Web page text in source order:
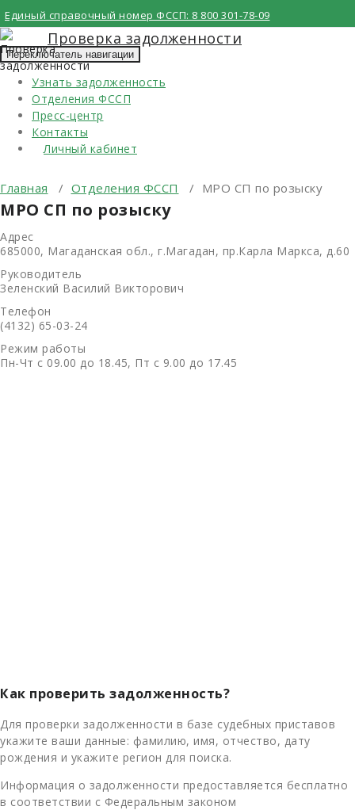
Перейти
к
содержимому
Единый справочный номер ФССП: 8 800 301-78-09
Проверка задолженности
Переключатель навигации
Узнать задолженность
Отделения ФССП
Пресс-центр
Контакты
Личный кабинет
Главная / Отделения ФССП / МРО СП по розыску
МРО СП по розыску
Адрес
685000, Магаданская обл., г.Магадан, пр.Карла Маркса, д.60
Руководитель
Зеленский Василий Викторович
Телефон
(4132) 65-03-24
Режим работы
Пн-Чт с 09.00 до 18.45, Пт с 9.00 до 17.45
Как проверить задолженность?
Для проверки задолженности в базе судебных приставов
укажите ваши данные: фамилию, имя, отчество, дату
рождения и укажите регион для поиска.
Информация о задолженности предоставляется бесплатно
в соответствии с Федеральным законом